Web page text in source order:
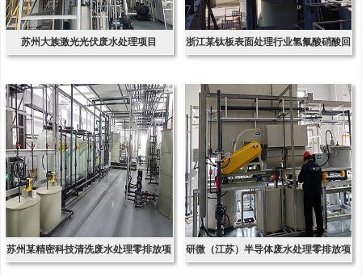
苏州大族激光光伏废水处理项目 浙江某钛板表面处理行业氢氟酸硝酸回
苏州某精密科技清洗废水处理零排放项 研微（江苏）半导体废水处理零排放项